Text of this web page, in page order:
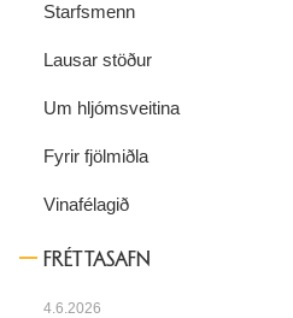
Starfsmenn
Lausar stöður
Um hljómsveitina
Fyrir fjölmiðla
Vinafélagið
FRÉTTASAFN
4.6.2026